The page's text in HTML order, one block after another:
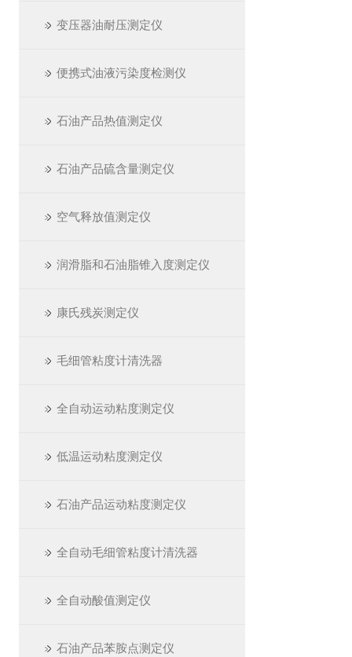
变压器油耐压测定仪
便携式油液污染度检测仪
石油产品热值测定仪
石油产品硫含量测定仪
空气释放值测定仪
润滑脂和石油脂锥入度测定仪
康氏残炭测定仪
毛细管粘度计清洗器
全自动运动粘度测定仪
低温运动粘度测定仪
石油产品运动粘度测定仪
全自动毛细管粘度计清洗器
全自动酸值测定仪
石油产品苯胺点测定仪